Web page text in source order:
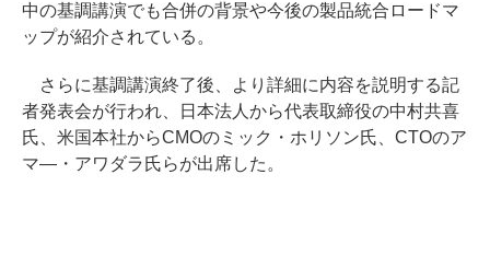
中の基調講演でも合併の背景や今後の製品統合ロードマ
ップが紹介されている。
さらに基調講演終了後、より詳細に内容を説明する記
者発表会が行われ、日本法人から代表取締役の中村共喜
氏、米国本社からCMOのミック・ホリソン氏、CTOのア
マ―・アワダラ氏らが出席した。